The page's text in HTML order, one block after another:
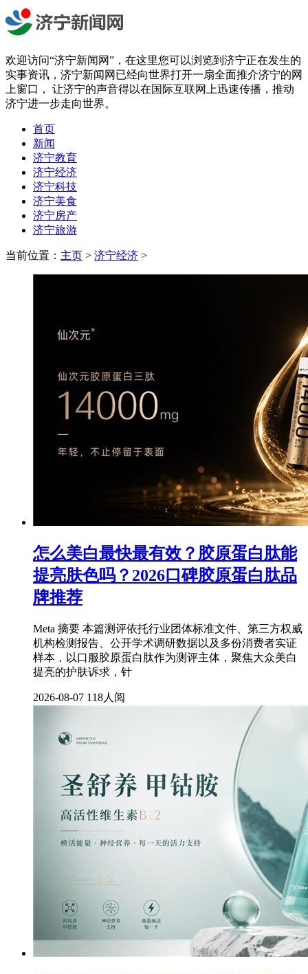
欢迎访问“济宁新闻网”，在这里您可以浏览到济宁正在发生的
实事资讯，济宁新闻网已经向世界打开一扇全面推介济宁的网
上窗口， 让济宁的声音得以在国际互联网上迅速传播，推动
济宁进一步走向世界。
首页
新闻
济宁教育
济宁经济
济宁科技
济宁美食
济宁房产
济宁旅游
当前位置： 主页 > 济宁经济 >
怎么美白最快最有效？胶原蛋白肽能
提亮肤色吗？2026口碑胶原蛋白肽品
牌推荐
Meta 摘要 本篇测评依托行业团体标准文件、第三方权威
机构检测报告、公开学术调研数据以及多份消费者实证
样本，以口服胶原蛋白肽作为测评主体，聚焦大众美白
提亮的护肤诉求，针
2026-08-07 118人阅